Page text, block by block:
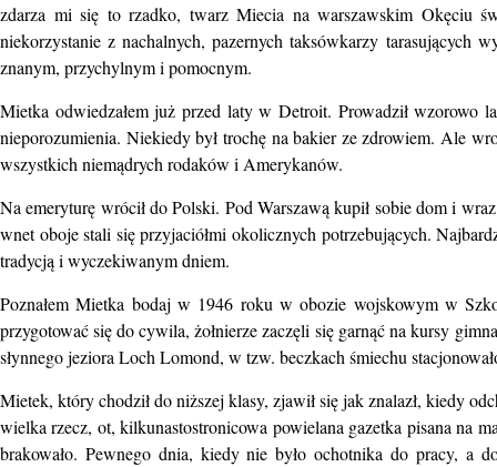
zdarza mi się to rzadko, twarz Miecia na warszawskim Okęciu
niekorzystanie z nachalnych, pazernych taksówkarzy tarasujących
znanym, przychylnym i pomocnym.
Mietka odwiedzałem już przed laty w Detroit. Prowadził wzorowo
nieporozumienia. Niekiedy był trochę na bakier ze zdrowiem. Ale
wszystkich niemądrych rodaków i Amerykanów.
Na emeryturę wrócił do Polski. Pod Warszawą kupił sobie dom i
wnet oboje stali się przyjaciółmi okolicznych potrzebujących.
tradycją i wyczekiwanym dniem.
Poznałem Mietka bodaj w 1946 roku w obozie wojskowym w
przygotować się do cywila, żołnierze zaczęli się garnąć na kursy
słynnego jeziora Loch Lomond, w tzw. beczkach śmiechu
Mietek, który chodził do niższej klasy, zjawił się jak znalazł, kiedy
wielka rzecz, ot, kilkunastostronicowa powielana gazetka pisana na
brakowało. Pewnego dnia, kiedy nie było ochotnika do pracy, a